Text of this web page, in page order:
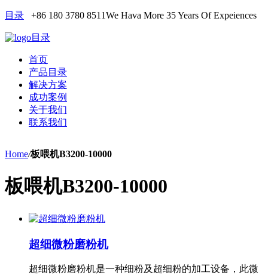
目录 +86 180 3780 8511We Hava More 35 Years Of Expeiences
目录
首页
产品目录
解决方案
成功案例
关于我们
联系我们
Home/板喂机B3200-10000
板喂机B3200-10000
超细微粉磨粉机
超细微粉磨粉机是一种细粉及超细粉的加工设备，此微